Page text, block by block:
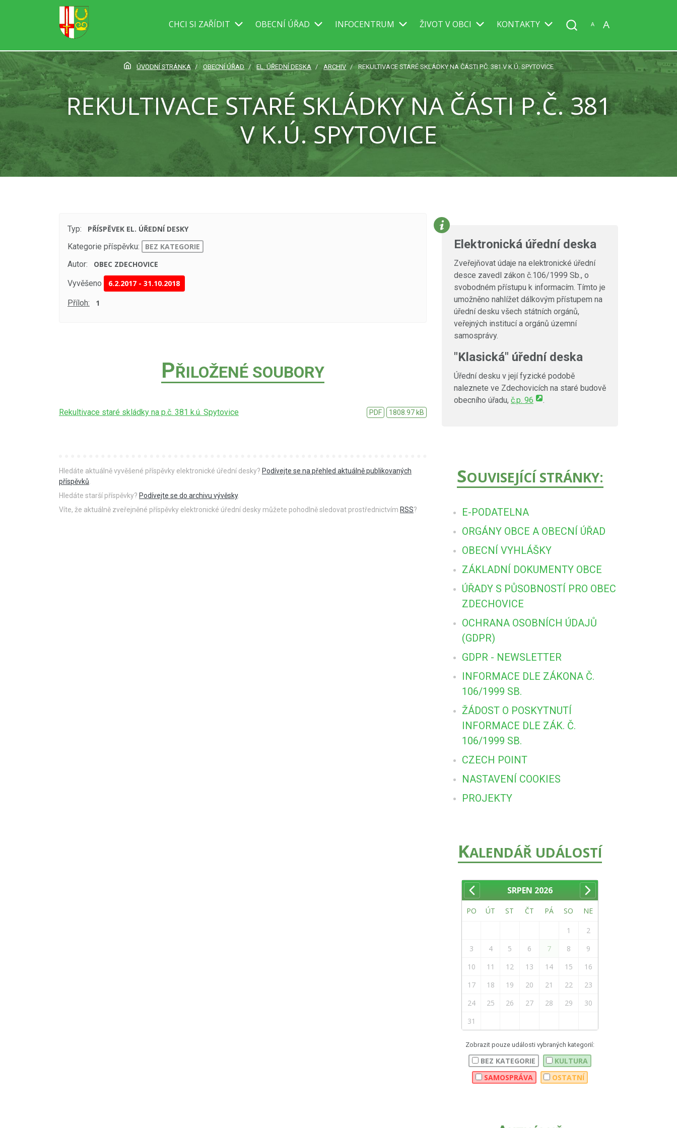
CHCI SI ZAŘÍDIT OBECNÍ ÚŘAD INFOCENTRUM ŽIVOT V OBCI KONTAKTY A A
ÚVODNÍ STRÁNKA OBECNÍ ÚŘAD EL. ÚŘEDNÍ DESKA ARCHIV REKULTIVACE STARÉ SKLÁDKY NA ČÁSTI P.Č. 381 V K.Ú. SPYTOVICE
REKULTIVACE STARÉ SKLÁDKY NA ČÁSTI P.Č. 381
V K.Ú. SPYTOVICE
Typ:
PŘÍSPĚVEK EL. ÚŘEDNÍ DESKY
Kategorie příspěvku:
BEZ KATEGORIE
Autor:
OBEC ZDECHOVICE
Vyvěšeno 6.2.2017 -31.10.2018
Příloh: 1
PŘILOŽENÉ SOUBORY
Rekultivace staré skládky na p.č. 381 k.ú. Spytovice PDF 1808.97 kB
Hledáte aktuálně vyvěšené příspěvky elektronické úřední desky? Podívejte se na přehled aktuálně publikovaných
příspěvků
Hledáte starší příspěvky? Podívejte se do archivu vývěsky.
Víte, že aktuálně zveřejněné příspěvky elektronické úřední desky můžete pohodlně sledovat prostřednictvím RSS?
Elektronická úřední deska
Zveřejňovat údaje na elektronické úřední
desce zavedl zákon č.106/1999 Sb., o
svobodném přístupu k informacím. Tímto je
umožněno nahlížet dálkovým přístupem na
úřední desku všech státních orgánů,
veřejných institucí a orgánů územní
samosprávy.
"Klasická" úřední deska
Úřední desku v její fyzické podobě
naleznete ve Zdechovicích na staré budově
obecního úřadu, č.p. 96 .
SOUVISEJÍCÍ STRÁNKY:
E-PODATELNA
ORGÁNY OBCE A OBECNÍ ÚŘAD
OBECNÍ VYHLÁŠKY
ZÁKLADNÍ DOKUMENTY OBCE
ÚŘADY S PŮSOBNOSTÍ PRO OBEC
ZDECHOVICE
OCHRANA OSOBNÍCH ÚDAJŮ
(GDPR)
GDPR - NEWSLETTER
INFORMACE DLE ZÁKONA Č.
106/1999 SB.
ŽÁDOST O POSKYTNUTÍ
INFORMACE DLE ZÁK. Č.
106/1999 SB.
CZECH POINT
NASTAVENÍ COOKIES
PROJEKTY
KALENDÁŘ UDÁLOSTÍ
SRPEN 2026
PO ÚT ST ČT PÁ SO NE
1
2
3
4 5 6 7 8
9
10
11 12 13 14 15
16
17
18 19 20 21 22
23
24
25 26 27 28 29
30
31
Zobrazit pouze události vybraných kategorií:
BEZ KATEGORIE
KULTURA
SAMOSPRÁVA
OSTATNÍ